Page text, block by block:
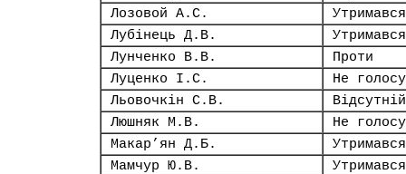
Лозовой А.С.
Утримався
Лубінець Д.В.
Утримався
Лунченко В.В.
Проти
Луценко І.С.
Не
Льовочкін С.В.
Відсутній
Люшняк М.В.
Не
Макар’ян Д.Б.
Утримався
Мамчур Ю.В.
Утримався